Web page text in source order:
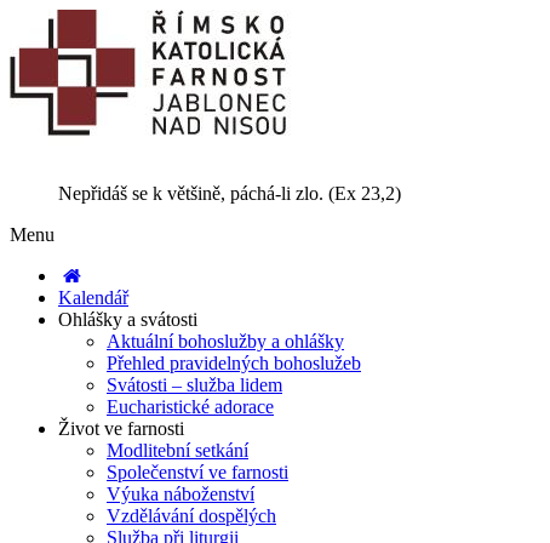
Nepřidáš se k většině, páchá-li zlo. (Ex 23,2)
Menu
Kalendář
Ohlášky a svátosti
Aktuální bohoslužby a ohlášky
Přehled pravidelných bohoslužeb
Svátosti – služba lidem
Eucharistické adorace
Život ve farnosti
Modlitební setkání
Společenství ve farnosti
Výuka náboženství
Vzdělávání dospělých
Služba při liturgii